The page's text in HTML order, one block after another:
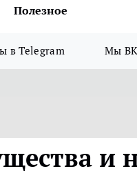
Полезное
в Telegram Мы
и